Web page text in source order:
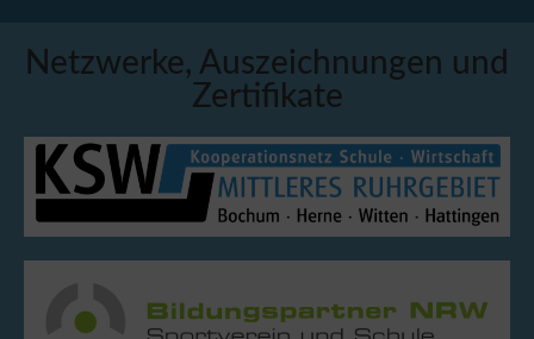
Netzwerke, Auszeichnungen und
Zertifikate